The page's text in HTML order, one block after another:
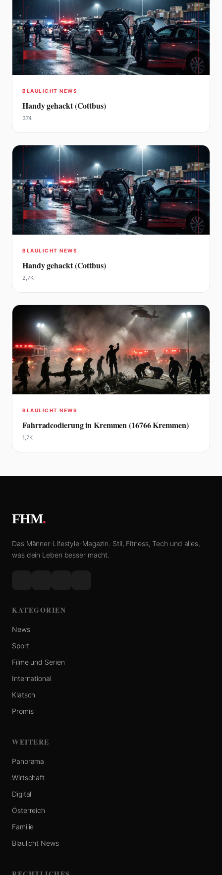
BLAULICHT NEWS
Handy gehackt (Cottbus)
374
BLAULICHT NEWS
Handy gehackt (Cottbus)
2,7K
BLAULICHT NEWS
Fahrradcodierung in Kremmen (16766 Kremmen)
1,7K
FHM.
Das Männer-Lifestyle-Magazin. Stil, Fitness, Tech und alles,
was dein Leben besser macht.
KATEGORIEN
News
Sport
Filme und Serien
International
Klatsch
Promis
WEITERE
Panorama
Wirtschaft
Digital
Österreich
Familie
Blaulicht News